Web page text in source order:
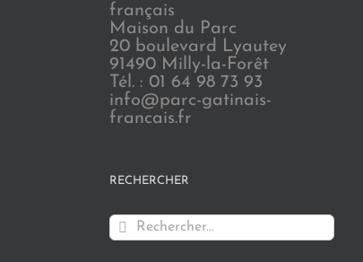
Maison du Parc
20 boulevard Lyautey
91490 Milly-la-Forêt
Tél. : 01 64 98 73 93
info@parc-gatinais-
francais.fr
RECHERCHER
Rechercher: